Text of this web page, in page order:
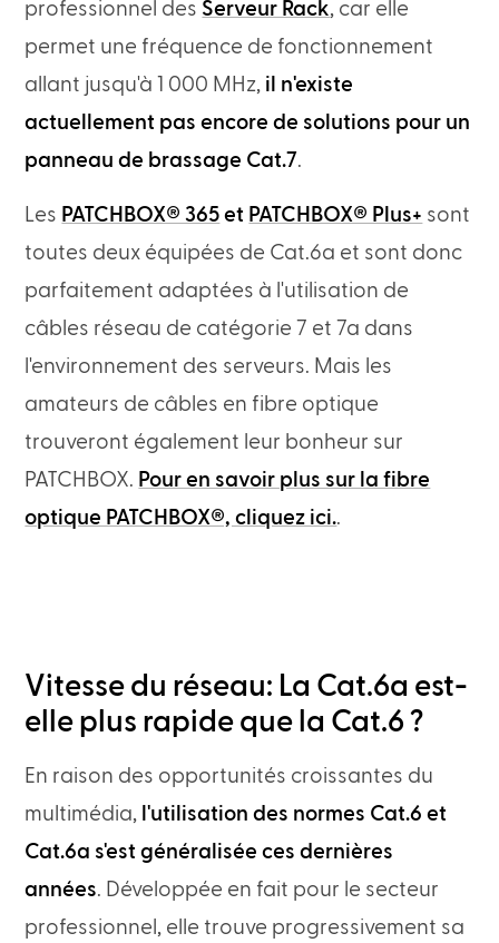
professionnel des Serveur Rack, car elle
permet une fréquence de fonctionnement
allant jusqu'à 1 000 MHz, il n'existe
actuellement pas encore de solutions pour un
panneau de brassage Cat.7.
Les PATCHBOX® 365 et PATCHBOX® Plus+ sont
toutes deux équipées de Cat.6a et sont donc
parfaitement adaptées à l'utilisation de
câbles réseau de catégorie 7 et 7a dans
l'environnement des serveurs. Mais les
amateurs de câbles en fibre optique
trouveront également leur bonheur sur
PATCHBOX. Pour en savoir plus sur la fibre
optique PATCHBOX®, cliquez ici..
Vitesse du réseau: La Cat.6a est-
elle plus rapide que la Cat.6 ?
En raison des opportunités croissantes du
multimédia, l'utilisation des normes Cat.6 et
Cat.6a s'est généralisée ces dernières
années. Développée en fait pour le secteur
professionnel, elle trouve progressivement sa